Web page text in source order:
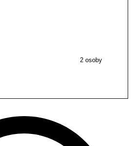
2 osoby